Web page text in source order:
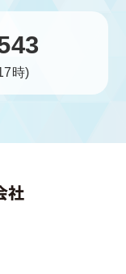
時)